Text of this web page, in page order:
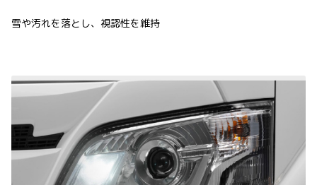
雪や汚れを落とし、視認性を維持